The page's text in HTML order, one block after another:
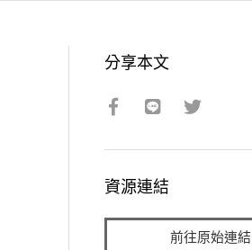
分享本文
資源連結
前往原始連結